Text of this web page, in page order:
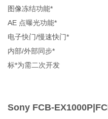
图像冻结功能*
AE 点曝光功能*
电子快门/慢速快门*
内部/外部同步*
标*为需二次开发
Sony FCB-